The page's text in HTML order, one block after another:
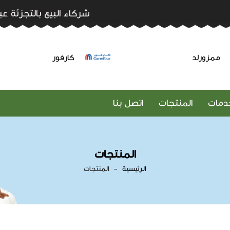
شركاء البيع بالتجزئة
كارفور ممزورلد
المنتجات اتصل بنا
المنتجات
الرئيسية المنتجات